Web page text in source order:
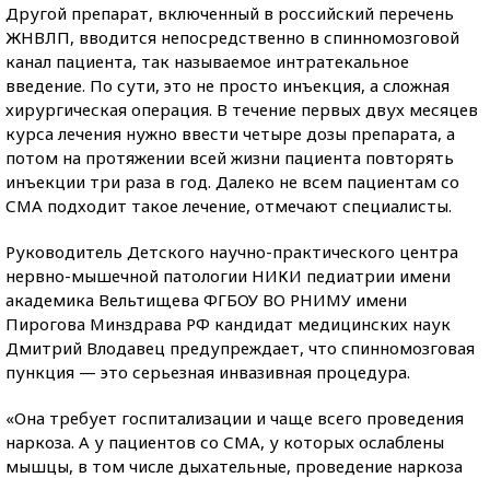
Другой препарат, включенный в российский перечень
ЖНВЛП, вводится непосредственно в спинномозговой
канал пациента, так называемое интратекальное
введение. По сути, это не просто инъекция, а сложная
хирургическая операция. В течение первых двух месяцев
курса лечения нужно ввести четыре дозы препарата, а
потом на протяжении всей жизни пациента повторять
инъекции три раза в год. Далеко не всем пациентам со
СМА подходит такое лечение, отмечают специалисты.
Руководитель Детского научно-практического центра
нервно-мышечной патологии НИКИ педиатрии имени
академика Вельтищева ФГБОУ ВО РНИМУ имени
Пирогова Минздрава РФ кандидат медицинских наук
Дмитрий Влодавец предупреждает, что спинномозговая
пункция — это серьезная инвазивная процедура.
«Она требует госпитализации и чаще всего проведения
наркоза. А у пациентов со СМА, у которых ослаблены
мышцы, в том числе дыхательные, проведение наркоза